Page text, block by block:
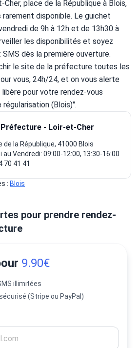
place de la République à Blois,
rarement disponible. Le guichet
de 9h à 12h et de 13h30 à
les disponibilités et soyez
dès la première ouverture.
le site de la préfecture toutes les
vous, 24h/24, et on vous alerte
pour votre rendez-vous
(Blois)".
- Loir-et-Cher
de la République, 41000 Blois
au Vendredi: 09:00-12:00, 13:30-16:00
70 41 41
: Blois
pour prendre rendez-
9.90€
illimitées
(Stripe ou PayPal)